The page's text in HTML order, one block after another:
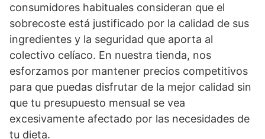
consumidores habituales consideran que el
sobrecoste está justificado por la calidad de sus
ingredientes y la seguridad que aporta al
colectivo celíaco. En nuestra tienda, nos
esforzamos por mantener precios competitivos
para que puedas disfrutar de la mejor calidad sin
que tu presupuesto mensual se vea
excesivamente afectado por las necesidades de
tu dieta.